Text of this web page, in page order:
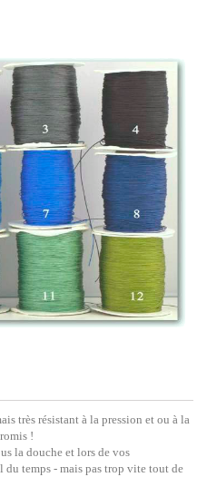
très résistant à la pression et ou à la
!
la douche et lors de vos
temps - mais pas trop vite tout de